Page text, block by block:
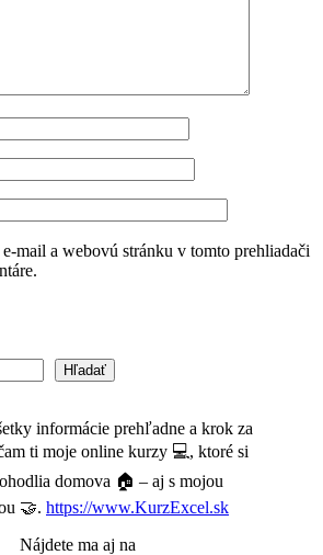
mail a webovú stránku v tomto prehliadači
Hľadať
informácie prehľadne a krok za
ti moje online kurzy 💻, ktoré si
domova 🏠 – aj s mojou
🤝. https://www.KurzExcel.sk
Nájdete ma aj na